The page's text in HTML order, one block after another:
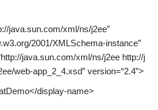
java.sun.com/xml/ns/j2ee”
2001/XMLSchema-instance”
java.sun.com/xml/ns/j2ee http://j
web-app_2_4.xsd” version=“2.4”>
</display-name>